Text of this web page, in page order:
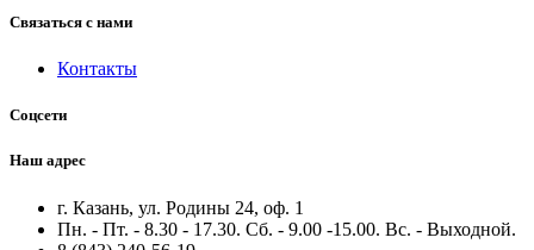
Связаться с нами
Контакты
Соцсети
Наш адрес
г. Казань, ул. Родины 24, оф. 1
Пн. - Пт. - 8.30 - 17.30. Сб. - 9.00 -15.00. Вс. - Выходной.